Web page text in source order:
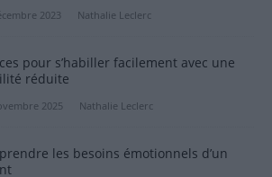
2023 Nathalie Leclerc
pour s’habiller facilement avec une
réduite
2025 Nathalie Leclerc
les besoins émotionnels d’un